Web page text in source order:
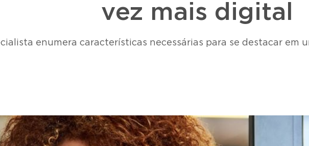
vez mais digital
enumera características necessárias para se destacar em